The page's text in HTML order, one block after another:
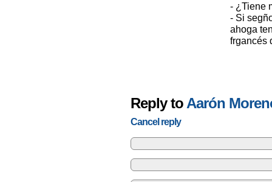
- ¿Tiene
- Si
ahoga
frgancés
Reply to Aarón
Cancel reply